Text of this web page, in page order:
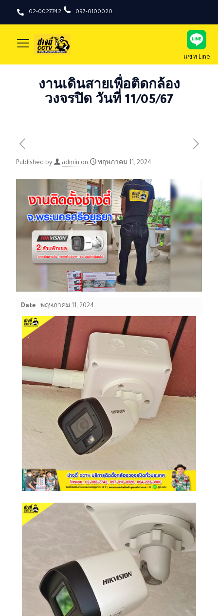
02-0027742 097-0100020
แชท Line
งานเดินสายเพื่อติดกล้อง
วงจรปิด วันที่ 11/05/67
Published by admin on พฤษภาคม 11, 2024
Date พฤษภาคม 11, 2024